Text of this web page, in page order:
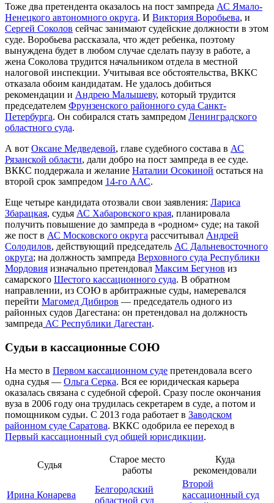
Тоже два претендента оказалось на пост зампреда АС Ямало-
Ненецкого автономного округа. И Виктория Воробьева, и
Сергей Соколов сейчас занимают судейские должности в этом
суде. Воробьева рассказала, что ждет ребенка, поэтому
вынуждена будет в любом случае сделать паузу в работе, а
жена Соколова трудится начальником отдела в местной
налоговой инспекции. Учитывая все обстоятельства, ВККС
отказала обоим кандидатам. Не удалось добиться
рекомендации и Андрею Малышеву, который трудится
председателем Фрунзенского районного суда Санкт-
Петербурга. Он собирался стать зампредом Ленинградского
областного суда.
А вот Оксане Медведевой, главе судебного состава в АС
Рязанской области, дали добро на пост зампреда в ее суде.
ВККС поддержала и желание Наталии Осокиной остаться на
второй срок зампредом 14-го ААС.
Еще четыре кандидата отозвали свои заявления: Лариса
Збарацкая, судья АС Хабаровского края, планировала
получить повышение до зампреда в «родном» суде; на такой
же пост в АС Московского округа рассчитывал Андрей
Солодилов, действующий председатель АС Дальневосточного
округа; на должность зампреда Верховного суда Республики
Мордовия изначально претендовал Максим Бегунов из
самарского Шестого кассационного суда. В обратном
направлении, из СОЮ в арбитражные суды, намеревался
перейти Магомед Дибиров — председатель одного из
районных судов Дагестана: он претендовал на должность
зампреда АС Республики Дагестан.
Судьи в кассационные СОЮ
На место в Первом кассационном суде претендовала всего
одна судья — Ольга Серка. Вся ее юридическая карьера
оказалась связана с судебной сферой. Сразу после окончания
вуза в 2006 году она трудилась секретарем в суде, а потом и
помощником судьи. С 2013 года работает в Заводском
районном суде Саратова. ВККС одобрила ее переход в
Первый кассационный суд общей юрисдикции.
Судья
Старое место
работы
Куда
рекомендовали
Ирина Конарева
Белгородский
областной суд
Второй
кассационный суд